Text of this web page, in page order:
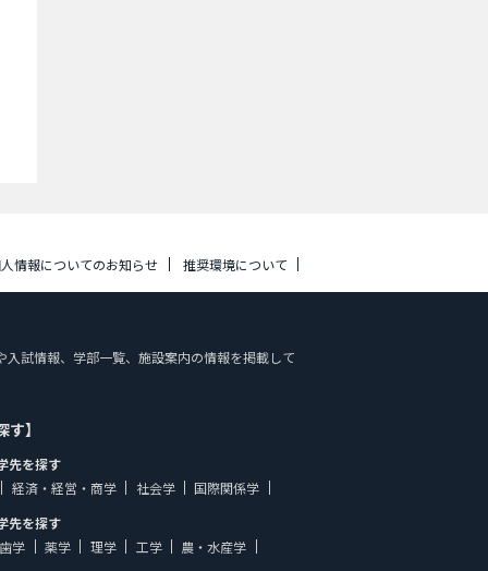
情報についてのお知らせ 推奨環境について
入試情報、学部一覧、施設案内の情報を掲載して
】
先を探す
経済・経営・商学
社会学
国際関係学
先を探す
学
薬学 理学 工学
農・水産学